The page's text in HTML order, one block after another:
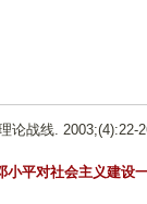
论战线. 2003;(4):22-
平对社会主义建设